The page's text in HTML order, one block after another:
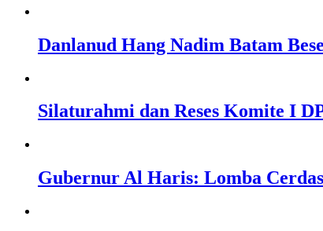
Danlanud Hang Nadim Batam
Silaturahmi dan Reses Komite I
Gubernur Al Haris: Lomba